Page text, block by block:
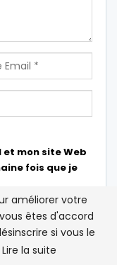
mon site Web
fois que je
améliorer votre
êtes d'accord
si vous le
Lire la suite